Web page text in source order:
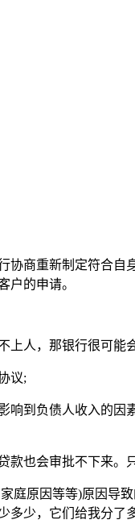
商重新制定符合
户的申请。
人，那银行很可能
议;
到负债人收入的
也会审批不下来。
原因等等)原因导
多少，它们给我分了